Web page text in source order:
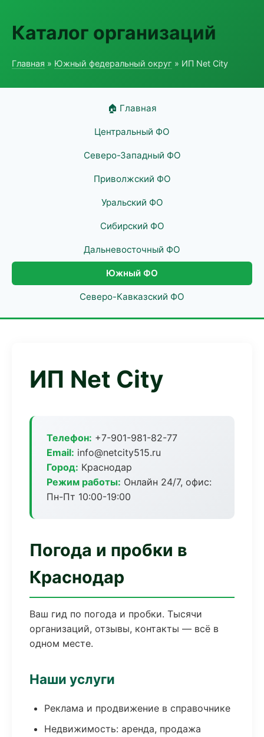
Каталог организаций
Главная » Южный федеральный округ » ИП Net City
🏠 Главная
Центральный ФО
Северо-Западный ФО
Приволжский ФО
Уральский ФО
Сибирский ФО
Дальневосточный ФО
Южный ФО
Северо-Кавказский ФО
ИП Net City
Телефон: +7-901-981-82-77
Email: info@netcity515.ru
Город: Краснодар
Режим работы: Онлайн 24/7, офис:
Пн-Пт 10:00-19:00
Погода и пробки в
Краснодар
Ваш гид по погода и пробки. Тысячи
организаций, отзывы, контакты — всё в
одном месте.
Наши услуги
Реклама и продвижение в справочнике
Недвижимость: аренда, продажа